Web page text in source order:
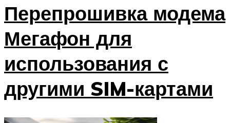
Перепрошивка модема
Мегафон для
использования с
другими SIM-картами